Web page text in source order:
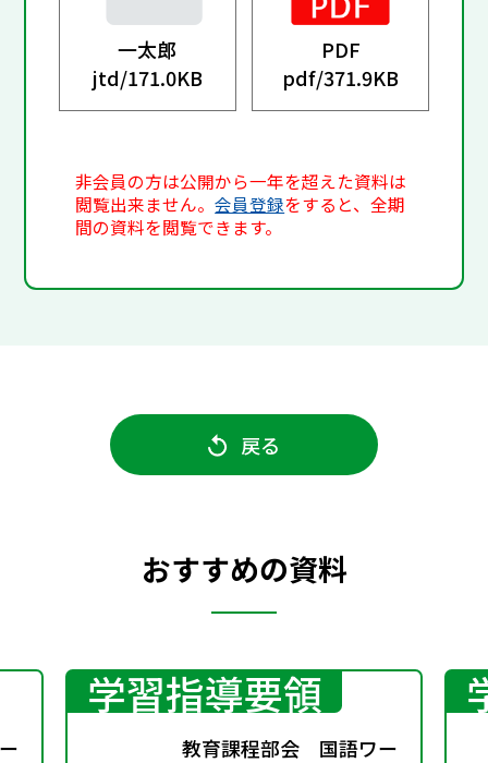
一太郎
jtd/171.0KB
PDF
pdf/371.9KB
非会員の方は公開から一年を超えた資料は
閲覧出来ません。会員登録をすると、全期
間の資料を閲覧できます。
戻る
おすすめの資料
学習指導要領
教育課程部会 国語ワー